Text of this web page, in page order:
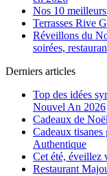
Nos 10
Terrasses Rive
Réveillons du
soirées,
Derniers articles
Top des idées
Nouvel An 2026
Cadeaux de
Cadeaux
Authentique
Cet été, éveillez
Restaurant